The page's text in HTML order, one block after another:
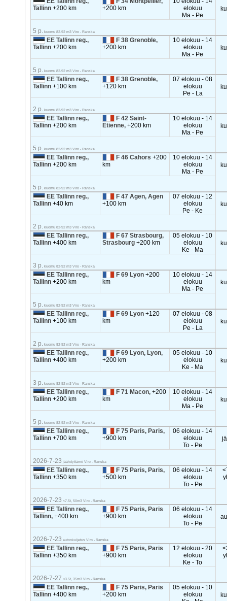
Tallinn+200 km
+200 km
elokuu
Ma - Pe
5 p. kuomu 82-92 m3 Viro - Ranska
EE Tallinn reg.,
Tallinn+200 km
F 38 Grenoble,
+200 km
10 elokuu - 14
elokuu
Ma - Pe
5 p. kuomu 82-92 m3 Viro - Ranska
EE Tallinn reg.,
Tallinn+100 km
F 38 Grenoble,
+120 km
07 elokuu - 08
elokuu
Pe - La
2 p. kuomu 82-92 m3 Viro - Ranska
EE Tallinn reg.,
Tallinn+200 km
F 42 Saint-
Etienne,+200 km
10 elokuu - 14
elokuu
Ma - Pe
5 p. kuomu 82-92 m3 Viro - Ranska
EE Tallinn reg.,
Tallinn+200 km
F 46 Cahors+200
km
10 elokuu - 14
elokuu
Ma - Pe
5 p. kuomu 82-92 m3 Viro - Ranska
EE Tallinn reg.,
Tallinn+40 km
F 47 Agen, Agen
+100 km
07 elokuu - 12
elokuu
Pe - Ke
2 p. kuomu 82-92 m3 Viro - Ranska
EE Tallinn reg.,
Tallinn+400 km
F 67 Strasbourg,
Strasbourg+200 km
05 elokuu - 10
elokuu
Ke - Ma
3 p. kuomu 82-92 m3 Viro - Ranska
EE Tallinn reg.,
Tallinn+200 km
F 69 Lyon+200
km
10 elokuu - 14
elokuu
Ma - Pe
5 p. kuomu 82-92 m3 Viro - Ranska
EE Tallinn reg.,
Tallinn+100 km
F 69 Lyon+120
km
07 elokuu - 08
elokuu
Pe - La
2 p. kuomu 82-92 m3 Viro - Ranska
EE Tallinn reg.,
Tallinn+400 km
F 69 Lyon, Lyon,
+200 km
05 elokuu - 10
elokuu
Ke - Ma
3 p. kuomu 82-92 m3 Viro - Ranska
EE Tallinn reg.,
Tallinn+200 km
F 71 Macon,+200
km
10 elokuu - 14
elokuu
Ma - Pe
5 p. kuomu 82-92 m3 Viro - Ranska
EE Tallinn reg.,
Tallinn+700 km
F 75 Paris, Paris,
+900 km
06 elokuu - 14
elokuu
To - Pe
2026-7-23 jäähdyttämö Viro - Ranska
EE Tallinn reg.,
Tallinn+350 km
F 75 Paris, Paris,
+500 km
06 elokuu - 14
elokuu
To - Pe
2026-7-23 <7.5t, 50m3 Viro - Ranska
EE Tallinn reg.,
Tallinn,+400 km
F 75 Paris, Paris
+900 km
06 elokuu - 14
elokuu
To - Pe
2026-7-23 autonkuljetus Viro - Ranska
EE Tallinn reg.,
Tallinn+350 km
F 75 Paris, Paris
+900 km
12 elokuu - 20
elokuu
Ke - To
2026-7-27 <3.5t, 35m3 Viro - Ranska
EE Tallinn reg.,
Tallinn+400 km
F 75 Paris, Paris
+200 km
05 elokuu - 10
elokuu